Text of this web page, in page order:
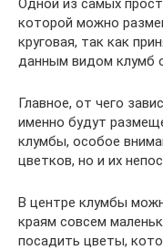
Одной из самых
которой можно
круговая, так как
данным видом клумб
Главное, от чего
именно будут
клумбы, особое
цветков, но и их
В центре клумбы
краям совсем
посадить цветы,